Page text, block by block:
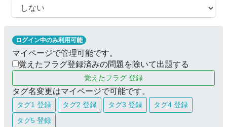
ログイン中のみ利用可能
マイページで管理可能です。
覚えたフラグ登録済みの問題を除いて出題する
覚えたフラグ 登録
タグ名変更はマイページで可能です。
タグ1 登録 タグ2 登録 タグ3 登録
タグ4 登録
タグ5 登録